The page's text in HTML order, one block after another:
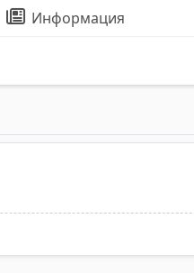
Информация